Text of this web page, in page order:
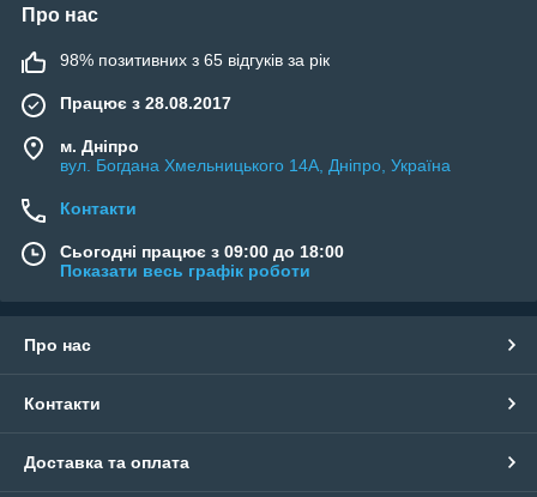
Про нас
98% позитивних з 65 відгуків за рік
Працює з 28.08.2017
м. Дніпро
вул. Богдана Хмельницького 14А, Дніпро, Україна
Контакти
Сьогодні працює з 09:00 до 18:00
Показати весь графік роботи
Про нас
Контакти
Доставка та оплата